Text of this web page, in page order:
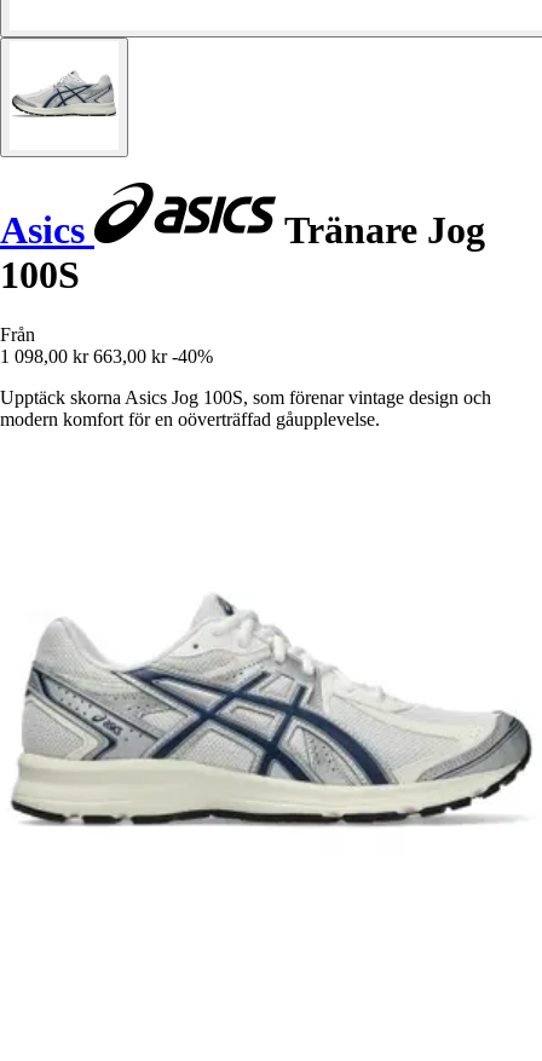
Asics
Tränare Jog
100S
Från
1 098,00 kr 663,00 kr -40%
Upptäck skorna Asics Jog 100S, som förenar vintage design och
modern komfort för en oöverträffad gåupplevelse.